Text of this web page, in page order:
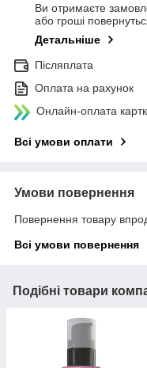
Ви отримаєте
або гроші
Детальніше
Післяплата
Оплата на рахунок
Онлайн-оплата
Всі умови оплати
Умови повернення
Повернення товару
Всі умови повернення
Подібні товари